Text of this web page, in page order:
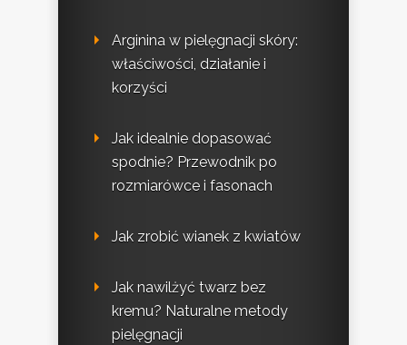
Arginina w pielęgnacji skóry:
właściwości, działanie i
korzyści
Jak idealnie dopasować
spodnie? Przewodnik po
rozmiarówce i fasonach
Jak zrobić wianek z kwiatów
Jak nawilżyć twarz bez
kremu? Naturalne metody
pielęgnacji